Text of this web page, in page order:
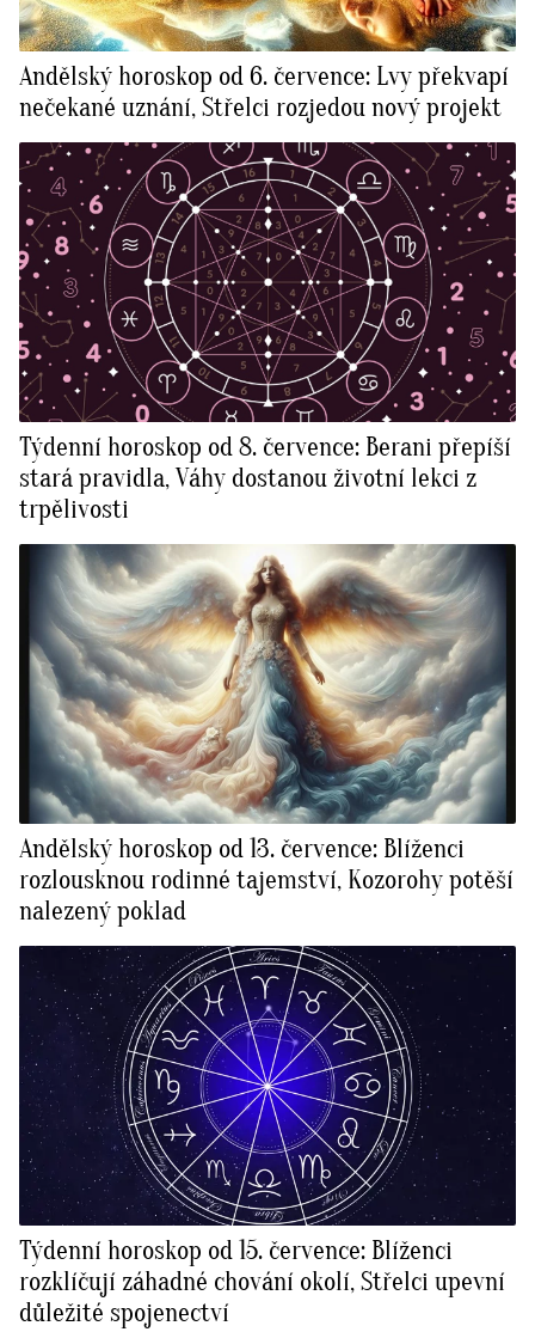
Andělský horoskop od 6. července: Lvy překvapí
nečekané uznání, Střelci rozjedou nový projekt
Týdenní horoskop od 8. července: Berani přepíší
stará pravidla, Váhy dostanou životní lekci z
trpělivosti
Andělský horoskop od 13. července: Blíženci
rozlousknou rodinné tajemství, Kozorohy potěší
nalezený poklad
Týdenní horoskop od 15. července: Blíženci
rozklíčují záhadné chování okolí, Střelci upevní
důležité spojenectví